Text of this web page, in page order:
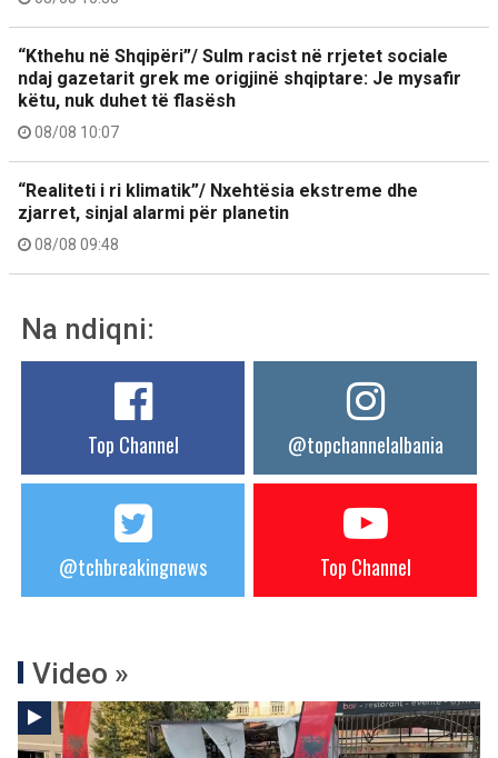
“Kthehu në Shqipëri”/ Sulm racist në rrjetet sociale
ndaj gazetarit grek me origjinë shqiptare: Je mysafir
këtu, nuk duhet të flasësh
08/08 10:07
“Realiteti i ri klimatik”/ Nxehtësia ekstreme dhe
zjarret, sinjal alarmi për planetin
08/08 09:48
Na ndiqni:
Top Channel @topchannelalbania
@tchbreakingnews Top Channel
Video »